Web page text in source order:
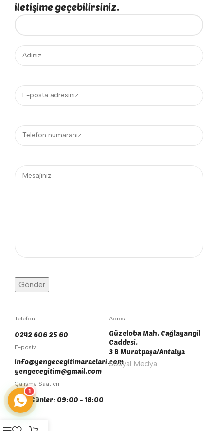
iletişime geçebilirsiniz.
Telefon
0242 606 25 60
E-posta
info@yengecegitimaraclari.com
yengecegitim@gmail.com
Çalışma Saatleri
Tüm Günler: 09:00 - 18:00
Adres
Güzeloba Mah. Cağlayangil
Caddesi.
3 B Muratpaşa/Antalya
Sosyal Medya
1